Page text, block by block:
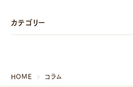
カテゴリー
HOME コラム